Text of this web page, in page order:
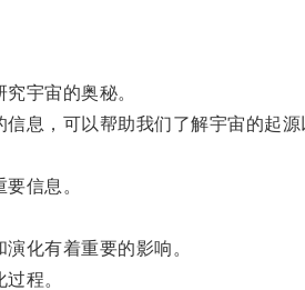
宇宙的奥秘。
，可以帮助我们了解宇宙的起源
信息。
化有着重要的影响。
程。